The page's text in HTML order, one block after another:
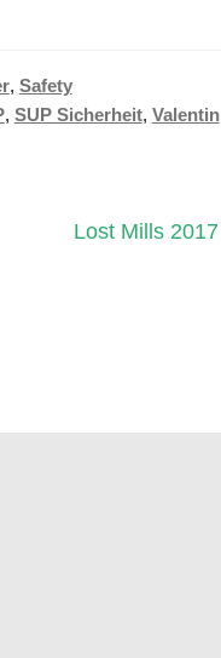
, Safety
, SUP Sicherheit, Valentin
Nächster
Lost Mills 2017